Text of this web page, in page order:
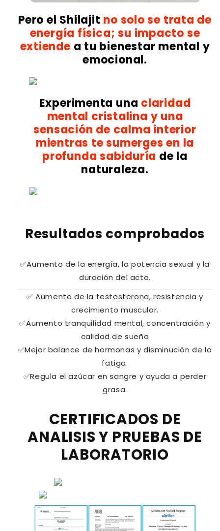
Pero el Shilajit no solo se trata de
energía física; su impacto se
extiende a tu bienestar mental y
emocional.
Experimenta una claridad
mental cristalina y una
sensación de calma interior
mientras te sumerges en la
profunda sabiduría de la
naturaleza.
Resultados comprobados
✅Aumento de la energía, la potencia sexual y la
duración del acto.
✅ Aumento de la testosterona, resistencia y
crecimiento muscular.
✅Aumento tranquilidad mental, concentración y
calidad de sueño
✅Mejor balance de hormonas y disminución de la
fatiga.
✅Regula el azúcar en sangre y ayuda a perder
grasa.
CERTIFICADOS DE
ANALISIS Y PRUEBAS DE
LABORATORIO